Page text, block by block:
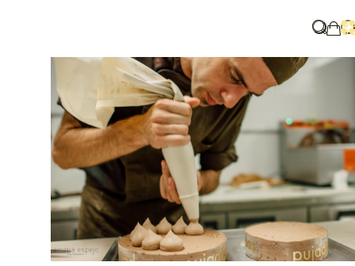
WhatMy
DESCUBRIMOS LA OTRA CARA DE LOS PANELLETS